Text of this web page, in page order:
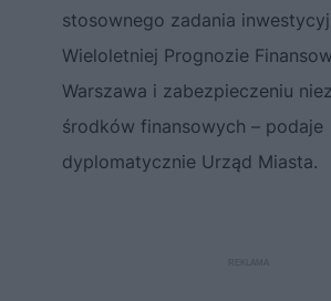
stosownego zadania
Wieloletniej Prognozie
Warszawa i zabezpieczeniu
środków finansowych – podaje
dyplomatycznie Urząd Miasta.